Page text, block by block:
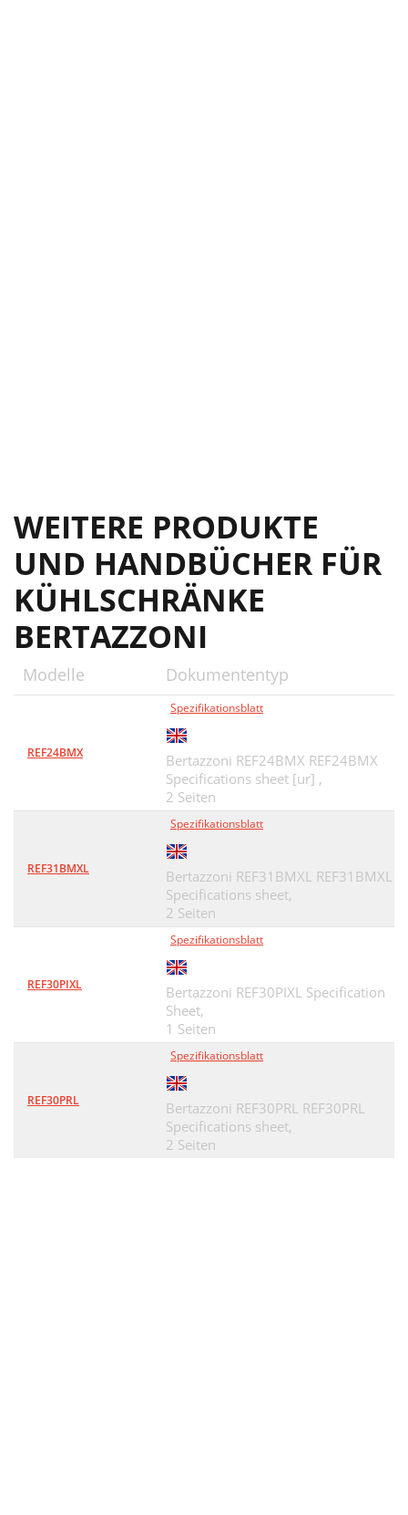
WEITERE PRODUKTE
UND HANDBÜCHER FÜR
KÜHLSCHRÄNKE
BERTAZZONI
Modelle Dokumententyp
REF24BMX
Spezifikationsblatt
Bertazzoni REF24BMX REF24BMX
Specifications sheet [ur] ,
2 Seiten
REF31BMXL
Spezifikationsblatt
Bertazzoni REF31BMXL REF31BMXL
Specifications sheet,
2 Seiten
REF30PIXL
Spezifikationsblatt
Bertazzoni REF30PIXL Specification
Sheet,
1 Seiten
REF30PRL
Spezifikationsblatt
Bertazzoni REF30PRL REF30PRL
Specifications sheet,
2 Seiten